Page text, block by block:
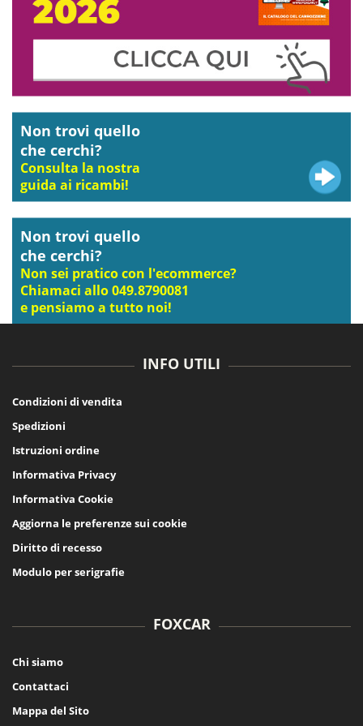
Non trovi quello
che cerchi?
Consulta la nostra
guida ai ricambi!
Non trovi quello
che cerchi?
Non sei pratico con l'ecommerce?
Chiamaci allo 049.8790081
e pensiamo a tutto noi!
INFO UTILI
Condizioni di vendita
Spedizioni
Istruzioni ordine
Informativa Privacy
Informativa Cookie
Aggiorna le preferenze sui cookie
Diritto di recesso
Modulo per serigrafie
FOXCAR
Chi siamo
Contattaci
Mappa del Sito